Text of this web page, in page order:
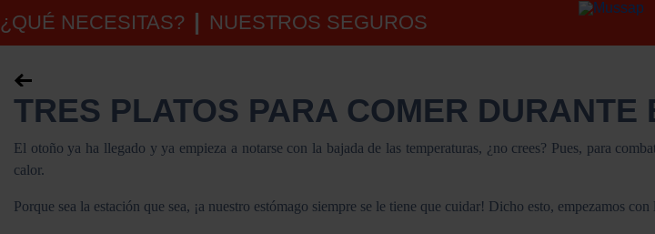
¿QUÉ NECESITAS? NUESTROS SEGUROS
TRES PLATOS PARA COMER DURANTE
El otoño ya ha llegado y ya empieza a notarse con la bajada de las temperaturas, ¿no crees? Pues, para
calor.
Porque sea la estación que sea, ¡a nuestro estómago siempre se le tiene que cuidar! Dicho esto, empezamos con